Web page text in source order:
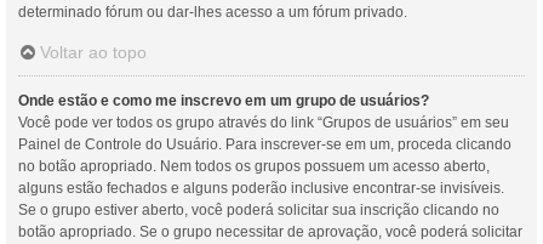
determinado fórum ou dar-lhes acesso a um fórum privado.
Voltar ao topo
Onde estão e como me inscrevo em um grupo de usuários?
Você pode ver todos os grupo através do link “Grupos de usuários” em seu
Painel de Controle do Usuário. Para inscrever-se em um, proceda clicando
no botão apropriado. Nem todos os grupos possuem um acesso aberto,
alguns estão fechados e alguns poderão inclusive encontrar-se invisíveis.
Se o grupo estiver aberto, você poderá solicitar sua inscrição clicando no
botão apropriado. Se o grupo necessitar de aprovação, você poderá solicitar